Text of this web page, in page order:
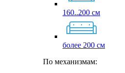
160..200 см
более 200 см
По механизмам: